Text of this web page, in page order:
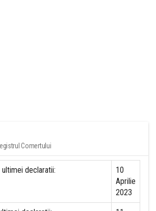
Comertului
declaratii:
10
Aprilie
2023